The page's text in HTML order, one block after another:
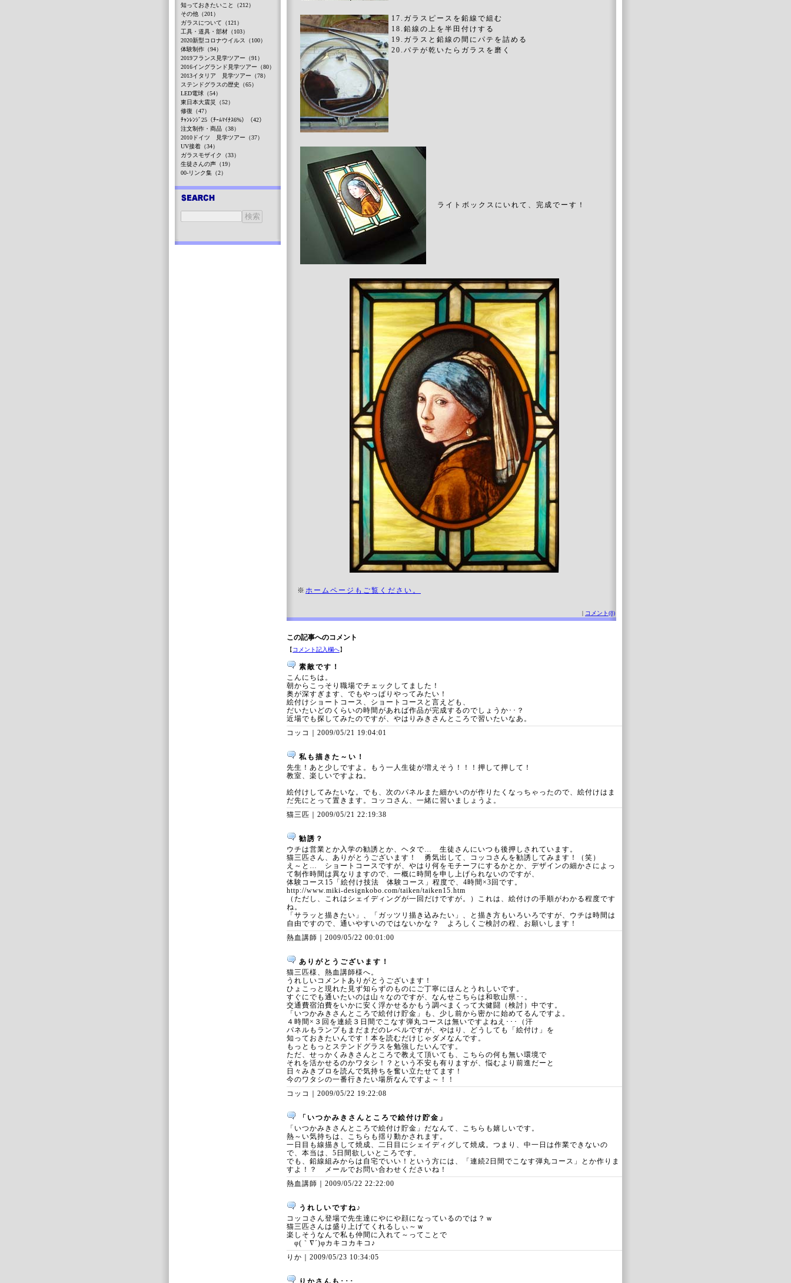
17.ガラスピースを鉛線で組む
18.鉛線の上を半田付けする
19.ガラスと鉛線の間にパテを詰める
20.パテが乾いたらガラスを磨く
ライトボックスにいれて、完成でーす！
※ ホームページもご覧ください。
| コメント(8)
この記事へのコメント
【コメント記入欄へ】
素敵です！
こんにちは。
朝からこっそり職場でチェックしてました！
奥が深すぎます、でもやっぱりやってみたい！
絵付けショートコース、ショートコースと言えども、
だいたいどのくらいの時間があれば作品が完成するのでしょうか･･？
近場でも探してみたのですが、やはりみきさんところで習いたいなあ。
コッコ｜ 2009/05/21 19:04:01
私も描きた～い！
先生！あと少しですよ。もう一人生徒が増えそう！！！押して押して！
教室、楽しいですよね。
絵付けしてみたいな。でも、次のパネルまた細かいのが作りたくなっちゃったので、絵付けはま
だ先にとって置きます。コッコさん、一緒に習いましょうよ。
猫三匹｜ 2009/05/21 22:19:38
勧誘？
ウチは営業とか入学の勧誘とか、ヘタで… 生徒さんにいつも後押しされています。
猫三匹さん、ありがとうございます！ 勇気出して、コッコさんを勧誘してみます！（笑）
え～と… ショートコースですが、やはり何をモチーフにするかとか、デザインの細かさによっ
て制作時間は異なりますので、一概に時間を申し上げられないのですが、
体験コース15「絵付け技法 体験コース」程度で、4時間×3回です。
http://www.miki-designkobo.com/taiken/taiken15.htm
（ただし、これはシェイディングが一回だけですが。）これは、絵付けの手順がわかる程度です
ね。
「サラッと描きたい」、「ガッツリ描き込みたい」、と描き方もいろいろですが、ウチは時間は
自由ですので、通いやすいのではないかな？ よろしくご検討の程、お願いします！
熱血講師｜ 2009/05/22 00:01:00
ありがとうございます！
猫三匹様、熱血講師様へ。
うれしいコメントありがとうございます！
ひょこっと現れた見ず知らずのものにご丁寧にほんとうれしいです。
すぐにでも通いたいのは山々なのですが、なんせこちらは和歌山県･･。
交通費宿泊費をいかに安く浮かせるかもう調べまくって大健闘（検討）中です。
「いつかみきさんところで絵付け貯金」も、少し前から密かに始めてるんですよ。
４時間×３回を連続３日間でこなす弾丸コースは無いですよねえ･･･（汗
パネルもランプもまだまだのレベルですが、やはり、どうしても「絵付け」を
知っておきたいんです！本を読むだけじゃダメなんです。
もっともっとステンドグラスを勉強したいんです。
ただ、せっかくみきさんところで教えて頂いても、こちらの何も無い環境で
それを活かせるのかワタシ！？という不安も有りますが、悩むより前進だーと
日々みきブロを読んで気持ちを奮い立たせてます！
今のワタシの一番行きたい場所なんですよ～！！
コッコ｜ 2009/05/22 19:22:08
「いつかみきさんところで絵付け貯金」
「いつかみきさんところで絵付け貯金」だなんて、こちらも嬉しいです。
熱～い気持ちは、こちらも揺り動かされます。
一日目も線描きして焼成、二日目にシェイディグして焼成。つまり、中一日は作業できないの
で、本当は、5日間欲しいところです。
でも、鉛線組みからは自宅でいい！という方には、「連続2日間でこなす弾丸コース」とか作りま
すよ！？ メールでお問い合わせくださいね！
熱血講師｜ 2009/05/22 22:22:00
うれしいですね♪
コッコさん登場で先生達にやにや顔になっているのでは？ｗ
猫三匹さんは盛り上げてくれるしぃ～ｗ
楽しそうなんで私も仲間に入れて～ってことで
φ(｀∇´)φカキコカキコ♪
りか｜ 2009/05/23 10:34:05
りかさんも･･･
知っておきたいこと（212）
その他（201）
ガラスについて（121）
工具・道具・部材（103）
2020新型コロナウイルス（100）
体験制作（94）
2019フランス見学ツアー（91）
2016イングランド見学ツアー（80）
2013イタリア 見学ツアー（78）
ステンドグラスの歴史（65）
LED電球（54）
東日本大震災（52）
修復（47）
ﾁｬﾝﾚﾝｼﾞ25（ﾁｰﾑﾏｲﾅｽ6%）（42）
注文制作・商品（38）
2010ドイツ 見学ツアー（37）
UV接着（34）
ガラスモザイク（33）
生徒さんの声（19）
00-リンク集（2）